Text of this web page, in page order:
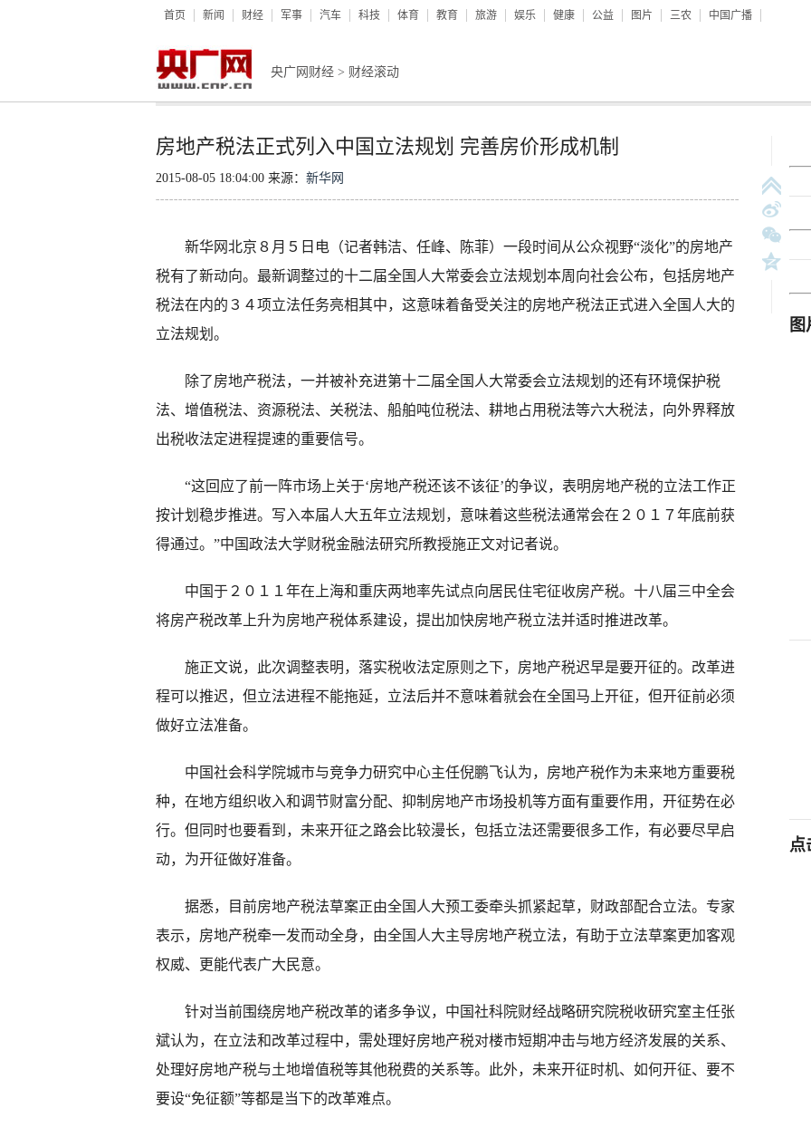
首页 新闻 财经 军事 汽车 科技 体育 教育 旅游 娱乐 健康 公益 图片 三农 中国广播
央广网财经 > 财经滚动
房地产税法正式列入中国立法规划 完善房价形成机制
2015-08-05 18:04:00 来源： 新华网
新华网北京８月５日电（记者韩洁、任峰、陈菲）一段时间从公众视野“淡化”的房地产
税有了新动向。最新调整过的十二届全国人大常委会立法规划本周向社会公布，包括房地产
税法在内的３４项立法任务亮相其中，这意味着备受关注的房地产税法正式进入全国人大的
立法规划。
除了房地产税法，一并被补充进第十二届全国人大常委会立法规划的还有环境保护税
法、增值税法、资源税法、关税法、船舶吨位税法、耕地占用税法等六大税法，向外界释放
出税收法定进程提速的重要信号。
“这回应了前一阵市场上关于‘房地产税还该不该征’的争议，表明房地产税的立法工作正
按计划稳步推进。写入本届人大五年立法规划，意味着这些税法通常会在２０１７年底前获
得通过。”中国政法大学财税金融法研究所教授施正文对记者说。
中国于２０１１年在上海和重庆两地率先试点向居民住宅征收房产税。十八届三中全会
将房产税改革上升为房地产税体系建设，提出加快房地产税立法并适时推进改革。
施正文说，此次调整表明，落实税收法定原则之下，房地产税迟早是要开征的。改革进
程可以推迟，但立法进程不能拖延，立法后并不意味着就会在全国马上开征，但开征前必须
做好立法准备。
中国社会科学院城市与竞争力研究中心主任倪鹏飞认为，房地产税作为未来地方重要税
种，在地方组织收入和调节财富分配、抑制房地产市场投机等方面有重要作用，开征势在必
行。但同时也要看到，未来开征之路会比较漫长，包括立法还需要很多工作，有必要尽早启
动，为开征做好准备。
据悉，目前房地产税法草案正由全国人大预工委牵头抓紧起草，财政部配合立法。专家
表示，房地产税牵一发而动全身，由全国人大主导房地产税立法，有助于立法草案更加客观
权威、更能代表广大民意。
针对当前围绕房地产税改革的诸多争议，中国社科院财经战略研究院税收研究室主任张
斌认为，在立法和改革过程中，需处理好房地产税对楼市短期冲击与地方经济发展的关系、
处理好房地产税与土地增值税等其他税费的关系等。此外，未来开征时机、如何开征、要不
要设“免征额”等都是当下的改革难点。
点